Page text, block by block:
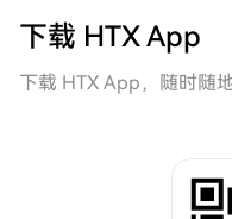
下载 HTX App
下载 HTX App，随时随